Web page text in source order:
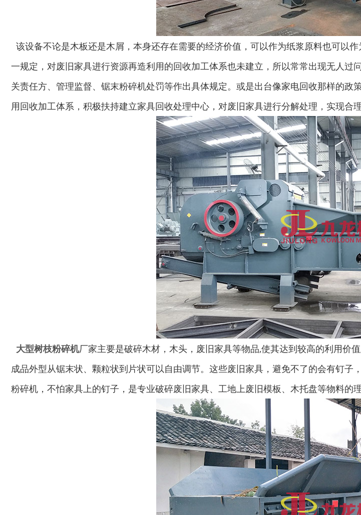
该设备不论是木板还是木屑，本身还存在需要的经济价值，可以作为纸浆原料也可以
一规定，对废旧家具进行资源再造利用的回收加工体系也未建立，所以常常出现无人
关责任方、管理监督、锯末粉碎机处罚等作出具体规定。或是出台像家电回收那样的政
用回收加工体系，积极扶持建立家具回收处理中心，对废旧家具进行分解处理，实现合理
大型树枝粉碎机厂家主要是破碎木材，木头，废旧家具等物品,使其达到较高的利用价
成品外型从锯末状、颗粒状到片状可以自由调节。这些废旧家具，避免不了的会有钉
粉碎机，不怕家具上的钉子，是专业破碎废旧家具、工地上废旧模板、木托盘等物料的理
大型树枝粉碎机 大型秸秆粉碎机
双轴撕碎机 树枝粉碎机
RDF燃料生产设备 生活垃圾处理设备...
生物质综合破碎机... 轮胎粉碎机 废钢破碎机
建筑垃圾处理设备... 金属压块破碎机